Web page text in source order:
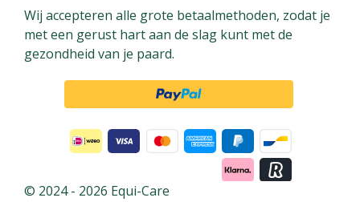
o
k
e
s
t
I
n
Wij accepteren alle grote betaalmethoden, zodat je
met een gerust hart aan de slag kunt met de
gezondheid van je paard.
© 2024 - 2026 Equi-Care